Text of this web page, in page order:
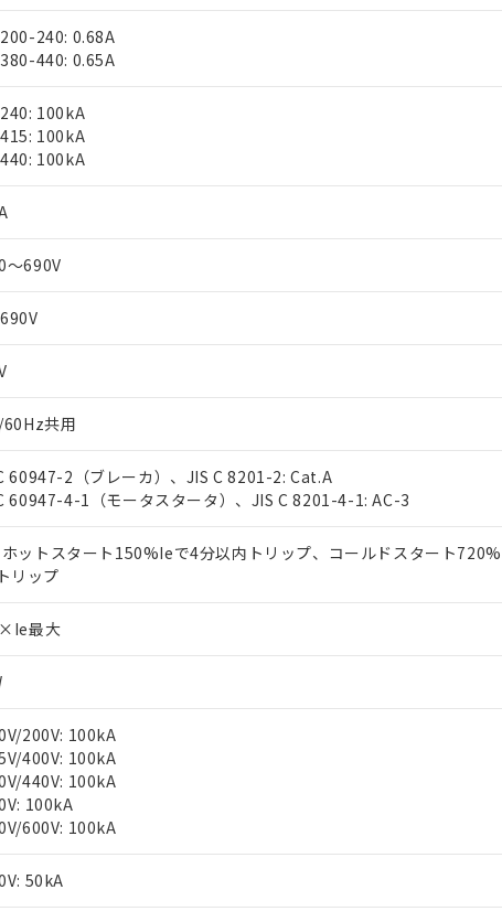
240: 0.68A
440: 0.65A
100kA
100kA
100kA
～690V
共用
60947-2（ブレーカ）、JIS C 8201-2: Cat.A
60947-4-1（モータスタータ）、JIS C 8201-4-1: AC-3
ットスタート150%Ieで4分以内トリップ、コールドスタート
リップ
最大
200V: 100kA
400V: 100kA
440V: 100kA
100kA
600V: 100kA
50kA
いただき、同意のうえご利用ください。
事業取扱商品の中には、本サービスの対象外となる商品もあること
び標準価格照会結果は、記載している更新日時点での社内データに
覧された時点での実際の在庫および標準価格とは異なる場合がある
況および標準価格はお客様のお取引先、またはお客様担当のオムロ
ご相談ください。
機器販売店や当社販売拠点は「販売ネットワーク
」をご確認くだ
RoHS指令（10物質）の非含有に対応した製品が提供可能な商品です
指令（10物質）の非含有に対応した製品に切り替える予定のある
RoHS指令（10物質）の非含有に非対応の商品で、対応品を出す予
RoHS指令（10物質）の非含有の対応状況を調査中または確認中の
ス料など無形物で、有害物質有無と関係のない商品です。
より、非含有部品としていたものが、含有品と判明した場合などや
銀(Hg) 1000ppm以下、 カドミウム(Cd) 100ppm以下、
以下、ポリ臭化ビフェニル類(PBB) 1000ppm以下、ポリ臭化ジフェニルエーテル
キシル) (DEHP)(別名：DOP) 1000ppm以下、フタル酸ブチルベンジル（BBP）
下、フタル酸ジイソブチル (DIBP) 1000ppm以下
用監視および制御機器に対する適用除外項目は除く。
物質については閾値を超える意図的な使用がないことを確認しています。
表
料含有率が中国RoHSの基準値以下であることを示します。
料含有率が中国RoHSの基準値を超えていることを示します。
。当社販売部門へお問い合わせください。
値 (GB/T26572)：
銀) : 1000ppm、 Cd(カドミウム) : 100ppm、
、 PBBs(ポリ臭化ビフェニル類) : 1000ppm、 PBDEs(ポリ臭化ジフェニルエーテ
) : 1000ppm、 DIBP(フタル酸ジイソブチル) : 1000ppm、 BBP(フタル酸ブチルベンジル
期限
は国外への提供する場合は、日本国政府の輸出許可(または役務取
手続きをとります。
物を破棄する場合は、完全に破砕するなど、違法に輸出されないよ
品を、核兵器、ミサイル、化学兵器、生物兵器またはその他武器並
用いたしません。
製品を第三者に販売する場合は、上記1、2および3の内容を当該第
販売先および販売に係わる関係者が違法に輸出するおそれがある場
上の在庫あり
は満たないが在庫あり